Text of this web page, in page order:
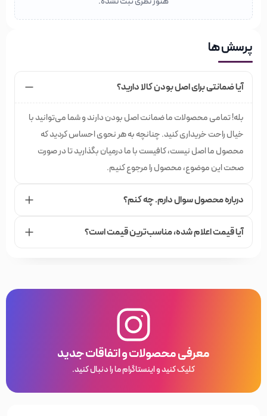
پرسش ها
آیا ضمانتی برای اصل بودن کالا دارید؟
بله! تمامی محصولات ما ضمانت اصل بودن دارند و شما می‌توانید با
خیال راحت خریداری کنید. چنانچه به هر نحوی احساس کردید که
محصول ما اصل نیست، کافیست با ما درمیان بگذارید تا در صورت
صحت این موضوع، محصول را مرجوع کنیم.
درباره محصول سوال دارم. چه کنم؟
آیا قیمت اعلام شده،‌ مناسب‌ترین قیمت است؟
معرفی محصولات و اتفاقات جدید
کلیک کنید و اینستاگرام ما را دنبال کنید.